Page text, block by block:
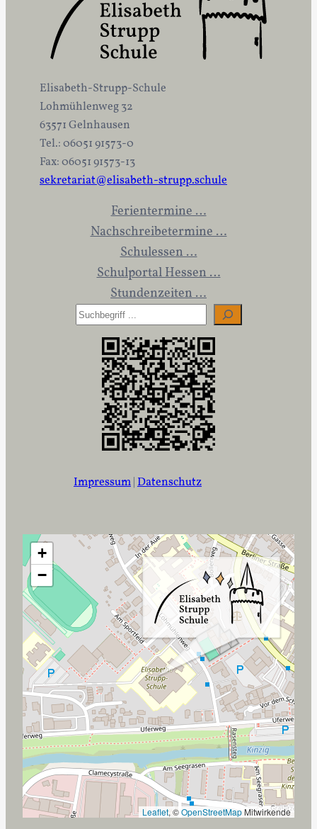
Elisabeth-Strupp-Schule
Lohmühlenweg 32
63571 Gelnhausen
Tel.: 06051 91573-0
Fax: 06051 91573-13
sekretariat@elisabeth-strupp.schule
Ferientermine …
Nachschreibetermine …
Schulessen …
Schulportal Hessen …
Stundenzeiten …
S
u
Impressum|Datenschutz
+
−
Leaflet, ©OpenStreetMapMitwirkende